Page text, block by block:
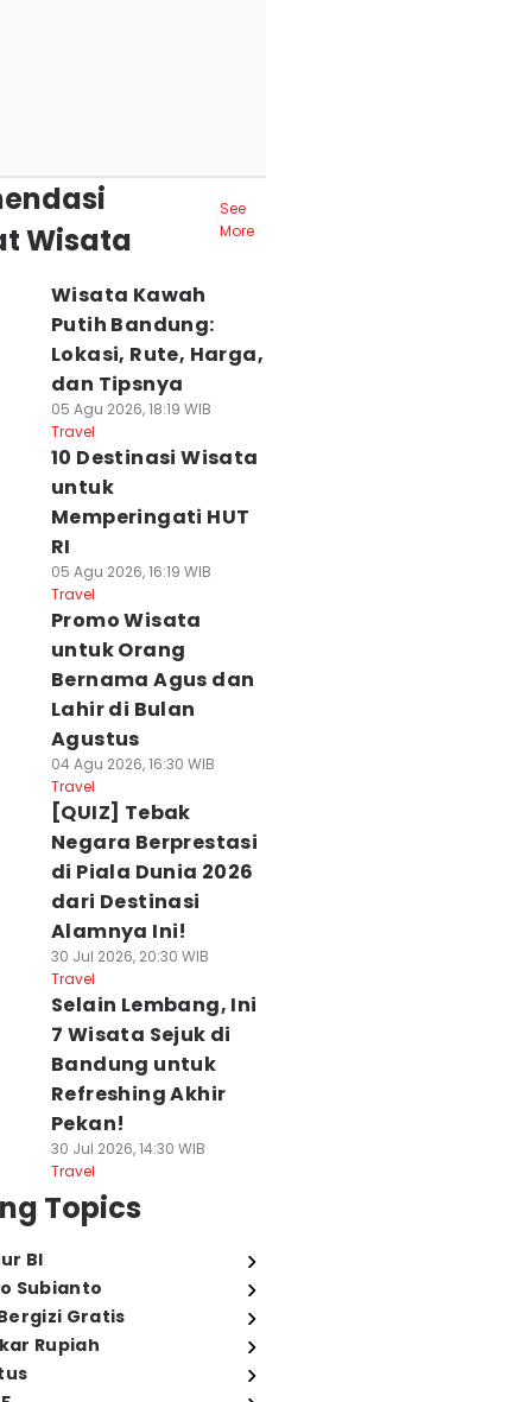
Wisata
See
More
Wisata Kawah
Putih Bandung:
Lokasi, Rute, Harga,
dan Tipsnya
05 Agu 2026, 18:19 WIB
Travel
10 Destinasi Wisata
untuk
Memperingati HUT
RI
05 Agu 2026, 16:19 WIB
Travel
Promo Wisata
untuk Orang
Bernama Agus dan
Lahir di Bulan
Agustus
04 Agu 2026, 16:30 WIB
Travel
[QUIZ] Tebak
Negara Berprestasi
di Piala Dunia 2026
dari Destinasi
Alamnya Ini!
30 Jul 2026, 20:30 WIB
Travel
Selain Lembang, Ini
7 Wisata Sejuk di
Bandung untuk
Refreshing Akhir
Pekan!
30 Jul 2026, 14:30 WIB
Travel
Topics
BI
Subianto
Gratis
Rupiah